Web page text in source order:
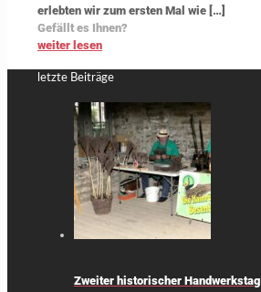
erlebten wir zum ersten Mal wie […]
Gefällt es Ihnen?
weiter lesen
letzte Beiträge
Zweiter historischer Handwerkstag